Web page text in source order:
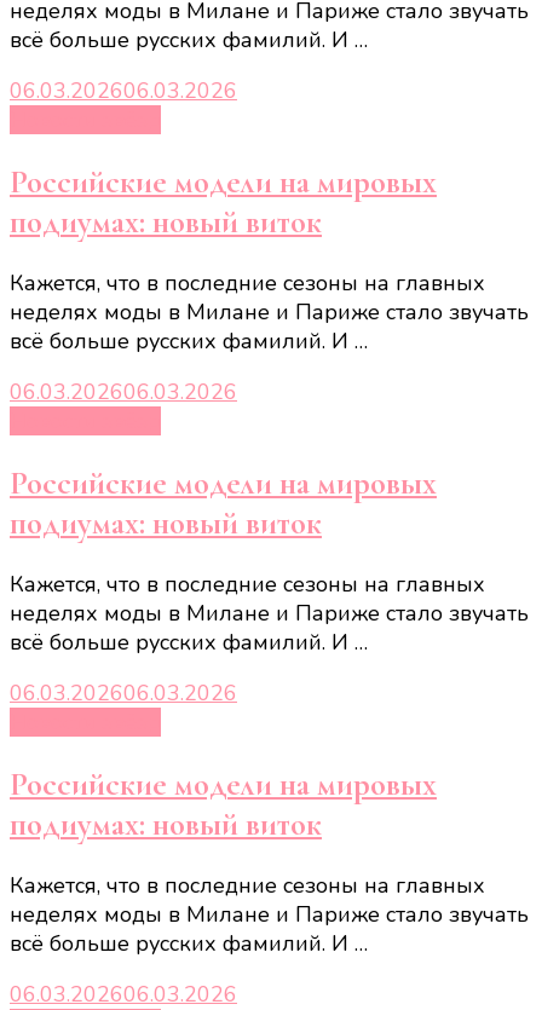
неделях моды в Милане и Париже стало звучать
всё больше русских фамилий. И …
06.03.202606.03.2026
Российские модели на мировых
подиумах: новый виток
Кажется, что в последние сезоны на главных
неделях моды в Милане и Париже стало звучать
всё больше русских фамилий. И …
06.03.202606.03.2026
Российские модели на мировых
подиумах: новый виток
Кажется, что в последние сезоны на главных
неделях моды в Милане и Париже стало звучать
всё больше русских фамилий. И …
06.03.202606.03.2026
Российские модели на мировых
подиумах: новый виток
Кажется, что в последние сезоны на главных
неделях моды в Милане и Париже стало звучать
всё больше русских фамилий. И …
06.03.202606.03.2026